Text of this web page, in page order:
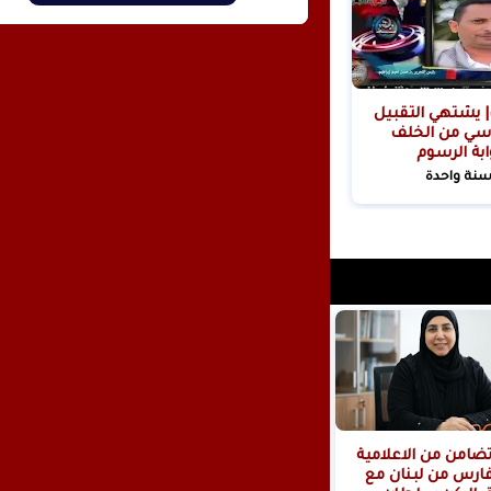
يشتهي التقبيل
من الخلف
الرسوم
واحدة
بيان تضامن من الاعلامية
فارس من لبنان مع